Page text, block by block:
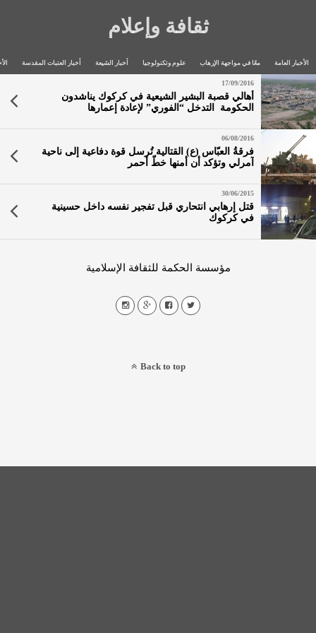
ثقافة وإعلام
الأخبار العامة معًا في مواجهة الإرهاب علوم وتكنولوجيا أخبار الشيعة أخبار العتبات المقدسة
17/09/2016
أهالي قصبة البشير الشيعية في كركوك يناشدون
الحكومة التدخل “الفوري” لإعادة إعمارها
06/08/2016
فرقةُ العبّاس (ع) القتالية تُرسل قوة دفاعية إلى ناحية
آمرلي وتؤكد أن أمنها خطّ أحمر
30/06/2015
قتل إرهابي انتحاري قبل تفجير نفسه داخل حسينية
في كركوك
مؤسسة الحكمة للثقافة الإسلامية
Back to top